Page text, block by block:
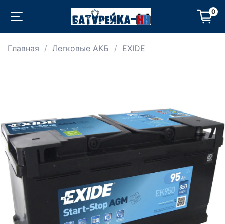
0
Главная Легковые АКБ EXIDE